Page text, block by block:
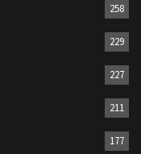
258
229
227
211
177